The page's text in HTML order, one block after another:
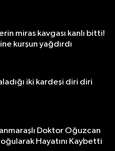
miras kavgası kanlı bitti!
kurşun yağdırdı
iki kardeşi diri diri
Doktor Oğuzcan
Hayatını Kaybetti